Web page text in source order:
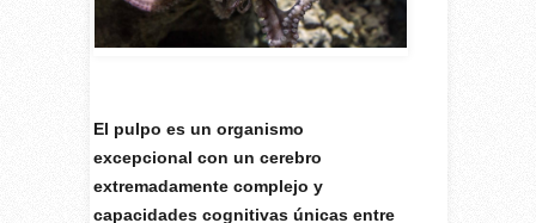
El pulpo es un organismo
excepcional con un cerebro
extremadamente complejo y
capacidades cognitivas únicas entre